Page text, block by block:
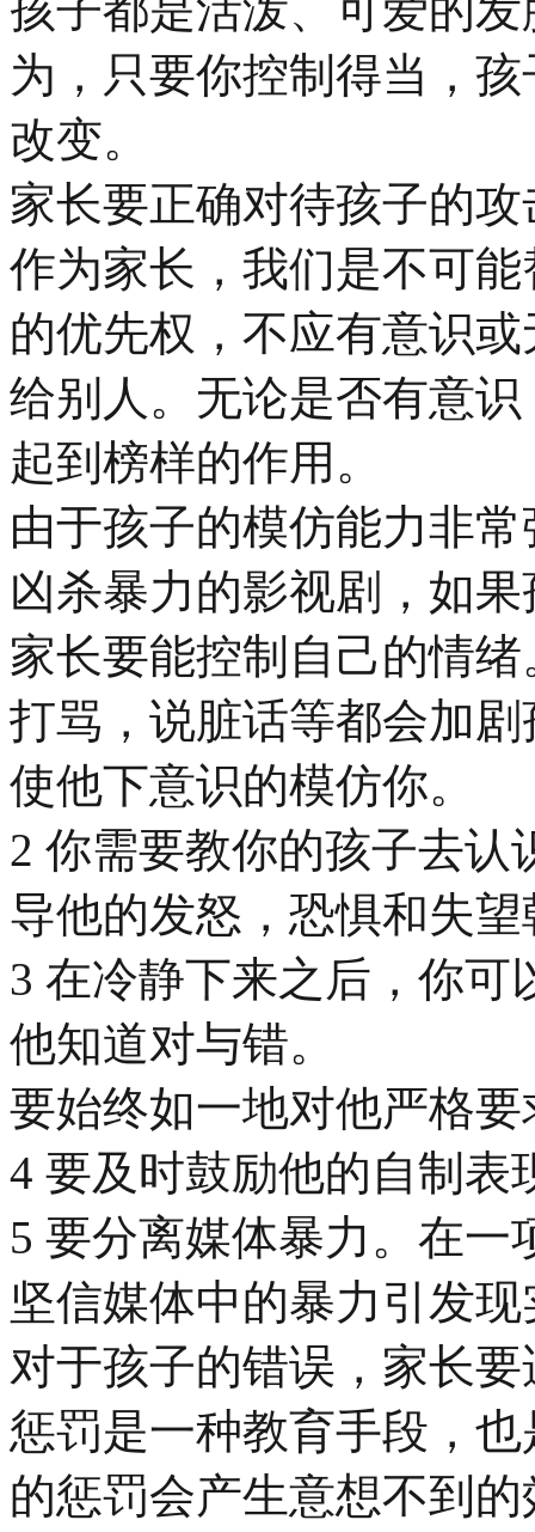
为，只要你控制得当，
改变。
家长要正确对待孩子的
作为家长，我们是不可
的优先权，不应有意识
给别人。无论是否有意
起到榜样的作用。
由于孩子的模仿能力非
凶杀暴力的影视剧，如
家长要能控制自己的情
打骂，说脏话等都会加
使他下意识的模仿你。
2 你需要教你的孩子去
导他的发怒，恐惧和失
3 在冷静下来之后，你
他知道对与错。
要始终如一地对他严格要
4 要及时鼓励他的自制表
5 要分离媒体暴力。在
坚信媒体中的暴力引发
对于孩子的错误，家长
惩罚是一种教育手段，
的惩罚会产生意想不到